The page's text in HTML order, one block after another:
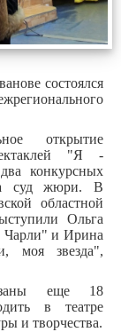
состоялся
открытие
"Я -
конкурсных
суд жюри. В
областной
Ольга
Чарли" и Ирина
моя звезда",
еще 18
в театре
и творчества.